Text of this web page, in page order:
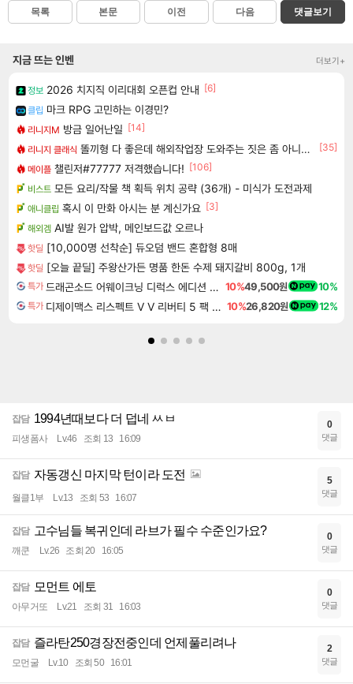
목록 본문 이전 다음 댓글보기
지금 뜨는 인벤 더보기+
정보 2026 치지직 이리대회 오픈컵 안내 [6]
클립 마크 RPG 고민하는 이경민?
리니지M 방금 일어난일 [14]
리니지 클래식 똘끼형 다 좋은데 해외작업장 도와주는 짓은 좀 아니지않냐?
[35]
메이플 챌린저#77777 저격했습니다! [106]
비스트 모든 요리/작물 책 획득 위치 공략 (36개) - 미식가 도전과제
애니클립 혹시 이 만화 아시는 분 계신가요 [3]
해외겜 AI발 원가 압박, 메인보드값 오르나
핫딜 [10,000명 선착순] 듀오덤 밴드 혼합형 8매
핫딜 [오늘 끝딜] 주왕산가든 명품 한돈 수제 돼지갈비 800g, 1개
특가 드래곤소드 어웨이크닝 디럭스 에디션 DragonSword Awakening Deluxe Edition 10%49,500원 10%
특가 디제이맥스 리스펙트 V V 리버티 5 팩 DJMAX RESPECT V V Liberty 5 Pack DLC 10%26,820원 12%
잡담 1994년때보다 더 덥네 ㅆㅂ
피생폼사 Lv.46 조회 13 16:09
0
댓글
잡담 자동갱신 마지막 턴이라 도전
월클1부 Lv.13 조회 53 16:07
5
댓글
잡담 고수님들 복귀인데 라브가 필수 수준인가요?
깨쿤 Lv.26 조회 20 16:05
0
댓글
잡담 모먼트 에토
아무거또 Lv.21 조회 31 16:03
0
댓글
잡담 즐라탄250경장전중인데 언제풀리려나
모먼굴 Lv.10 조회 50 16:01
2
댓글